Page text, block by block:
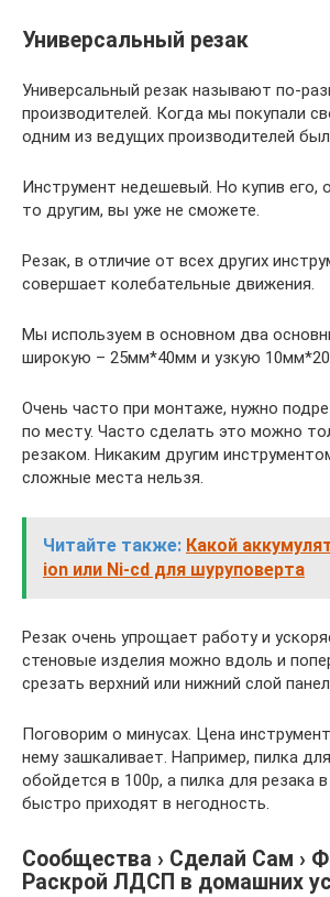
Универсальный резак
Универсальный резак называют по-
производителей. Когда мы покупали
одним из ведущих производителей
Инструмент недешевый. Но купив его,
то другим, вы уже не сможете.
Резак, в отличие от всех других
совершает колебательные движения.
Мы используем в основном два
широкую – 25мм*40мм и узкую
Очень часто при монтаже, нужно
по месту. Часто сделать это можно
резаком. Никаким другим
сложные места нельзя.
Читайте также: Какой
ion или Ni-cd для шуруповерта
Резак очень упрощает работу и
стеновые изделия можно вдоль и
срезать верхний или нижний слой
Поговорим о минусах. Цена
нему зашкаливает. Например, пилка
обойдется в 100р, а пилка для резака
быстро приходят в негодность.
Сообщества › Сделай Сам ›
Раскрой ЛДСП в домашних